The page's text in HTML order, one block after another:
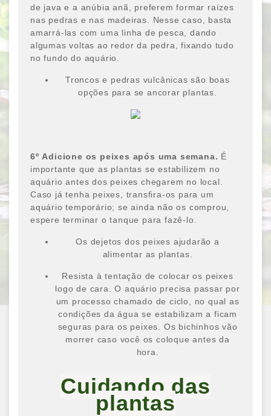
de java e a anúbia anã, preferem formar raízes
nas pedras e nas madeiras. Nesse caso, basta
amarrá-las com uma linha de pesca, dando
algumas voltas ao redor da pedra, fixando tudo
no fundo do aquário.
Troncos e pedras vulcânicas são boas
opções para se ancorar plantas.
6º Adicione os peixes após uma semana. É
importante que as plantas se estabilizem no
aquário antes dos peixes chegarem no local.
Caso já tenha peixes, transfira-os para um
aquário temporário; se ainda não os comprou,
espere terminar o tanque para fazê-lo.
Os dejetos dos peixes ajudarão a
alimentar as plantas.
Resista à tentação de colocar os peixes
logo de cara. O aquário precisa passar por
um processo chamado de ciclo, no qual as
condições da água se estabilizam a ficam
seguras para os peixes. Os bichinhos vão
morrer caso você os coloque antes da
hora.
Cuidando das
plantas